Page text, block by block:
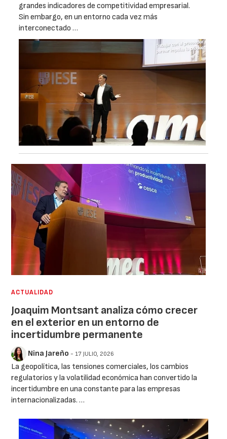
grandes indicadores de competitividad empresarial.
Sin embargo, en un entorno cada vez más
interconectado …
ACTUALIDAD
Joaquim Montsant analiza cómo crecer
en el exterior en un entorno de
incertidumbre permanente
Nina Jareño - 17 JULIO, 2026
La geopolítica, las tensiones comerciales, los cambios
regulatorios y la volatilidad económica han convertido la
incertidumbre en una constante para las empresas
internacionalizadas. …